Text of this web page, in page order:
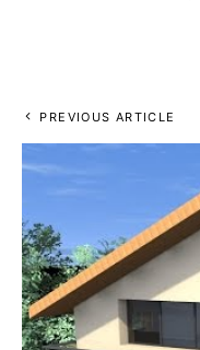
PREVIOUS ARTICLE